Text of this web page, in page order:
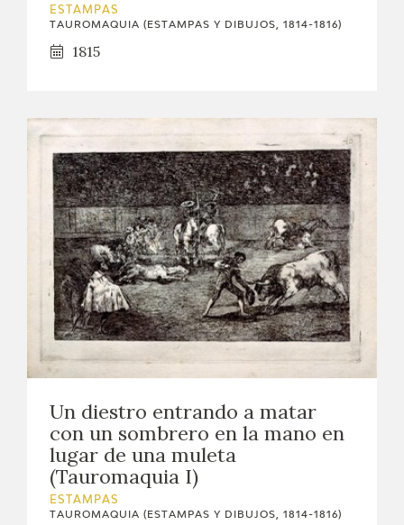
ACTIVIDADES
ACTUALIDAD
BLOG CUADERNO ITALIANO
FRANCISCO DE GOYA
BIOGRAFÍA
CRONOLOGÍA
EL VIAJE DE GOYA
GOYA EN EL MUNDO
GOYA EN ARAGÓN
PREMIO ARAGÓN GOYA
ESTAMPAS
TAUROMAQUIA (ESTAMPAS Y DIBUJOS, 1814-1816)
1815
Un diestro entrando a matar
con un sombrero en la mano en
lugar de una muleta
(Tauromaquia I)
ESTAMPAS
TAUROMAQUIA (ESTAMPAS Y DIBUJOS, 1814-1816)